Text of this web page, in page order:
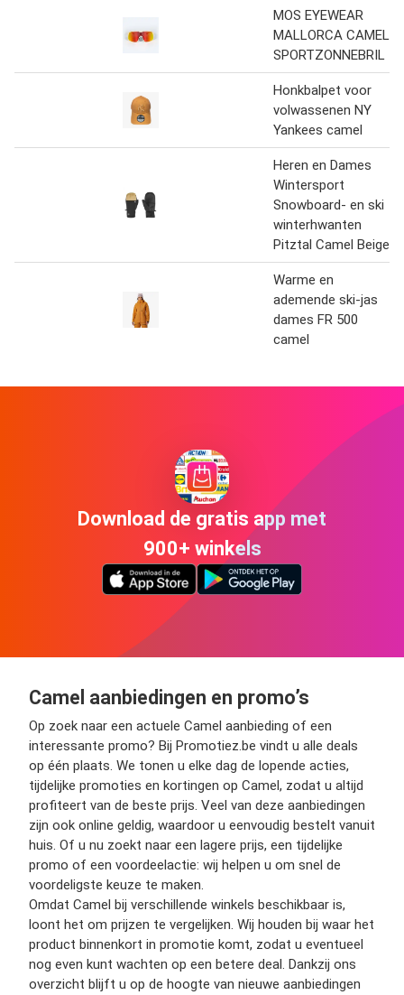
MOS EYEWEAR
MALLORCA CAMEL
SPORTZONNEBRIL
Honkbalpet voor
volwassenen NY
Yankees camel
Heren en Dames
Wintersport
Snowboard- en ski
winterhwanten
Pitztal Camel Beige
Warme en
ademende ski-jas
dames FR 500
camel
Download de gratis app met
900+ winkels
Camel aanbiedingen en promo’s
Op zoek naar een actuele Camel aanbieding of een
interessante promo? Bij Promotiez.be vindt u alle deals
op één plaats. We tonen u elke dag de lopende acties,
tijdelijke promoties en kortingen op Camel, zodat u altijd
profiteert van de beste prijs. Veel van deze aanbiedingen
zijn ook online geldig, waardoor u eenvoudig bestelt vanuit
huis. Of u nu zoekt naar een lagere prijs, een tijdelijke
promo of een voordeelactie: wij helpen u om snel de
voordeligste keuze te maken.
Omdat Camel bij verschillende winkels beschikbaar is,
loont het om prijzen te vergelijken. Wij houden bij waar het
product binnenkort in promotie komt, zodat u eventueel
nog even kunt wachten op een betere deal. Dankzij ons
overzicht blijft u op de hoogte van nieuwe aanbiedingen